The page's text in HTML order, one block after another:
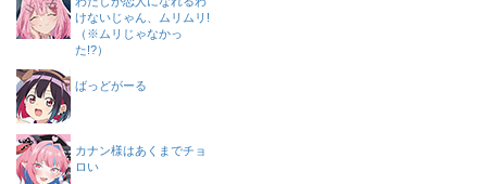
けないじゃん、ムリムリ!
（※ムリじゃなかっ
た!?）
ばっどがーる
カナン様はあくまでチョ
ロい